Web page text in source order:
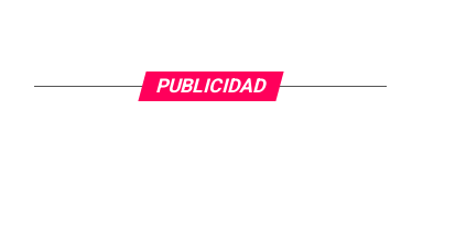
PUBLICIDAD